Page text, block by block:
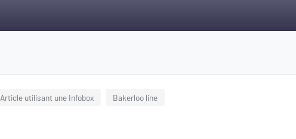
Article utilisant une Infobox Bakerloo line